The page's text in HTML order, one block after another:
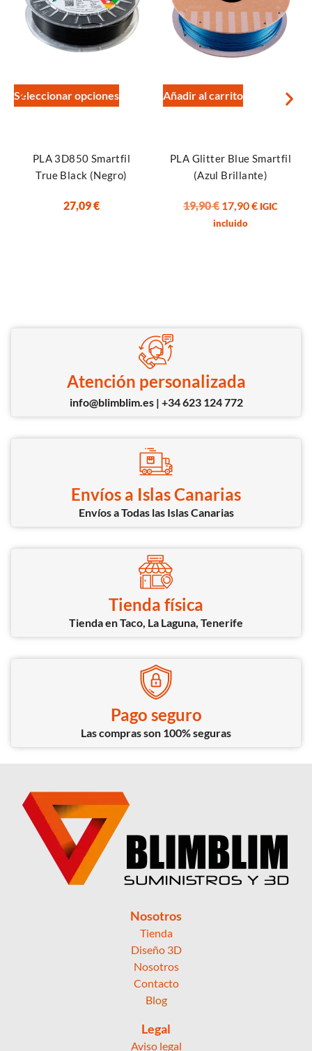
Seleccionar opciones
PLA 3D850 Smartfil
True Black (Negro)
27,09€
Añadir al carrito
PLA Glitter Blue Smartfil
(Azul Brillante)
19,90€ 17,90€ IGIC
incluido
Atención personalizada
info@blimblim.es | +34 623 124 772
Envíos a Islas Canarias
Envíos a Todas las Islas Canarias
Tienda física
Tienda en Taco, La Laguna, Tenerife
Pago seguro
Las compras son 100% seguras
Nosotros
Tienda
Diseño 3D
Nosotros
Contacto
Blog
Legal
Aviso legal